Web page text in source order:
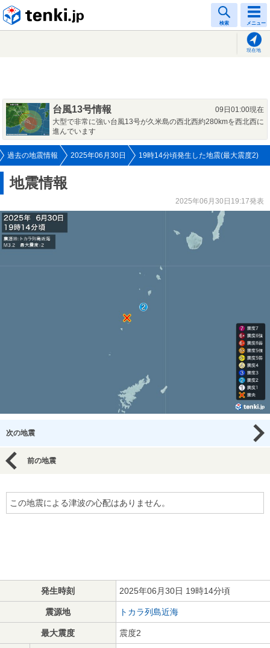
検索 メニュー
現在地
台風13号情報
09日01:00現在
大型で非常に強い台風13号が久米島の西北西約280kmを西北西に
進んでいます
過去の地震情報 2025年06月30日 19時14分頃発生した地震(最大震度2)
地震情報
2025年06月30日19:17発表
次の地震
前の地震
この地震による津波の心配はありません。
発生時刻 2025年06月30日 19時14分頃
震源地 トカラ列島近海
最大震度 震度2